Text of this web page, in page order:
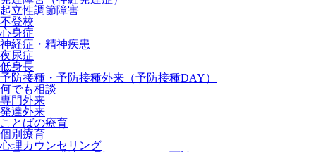
起立性調節障害
不登校
心身症
神経症・精神疾患
夜尿症
低身長
予防接種・予防接種外来（予防接種DAY）
何でも相談
専門外来
発達外来
ことばの療育
個別療育
心理カウンセリング